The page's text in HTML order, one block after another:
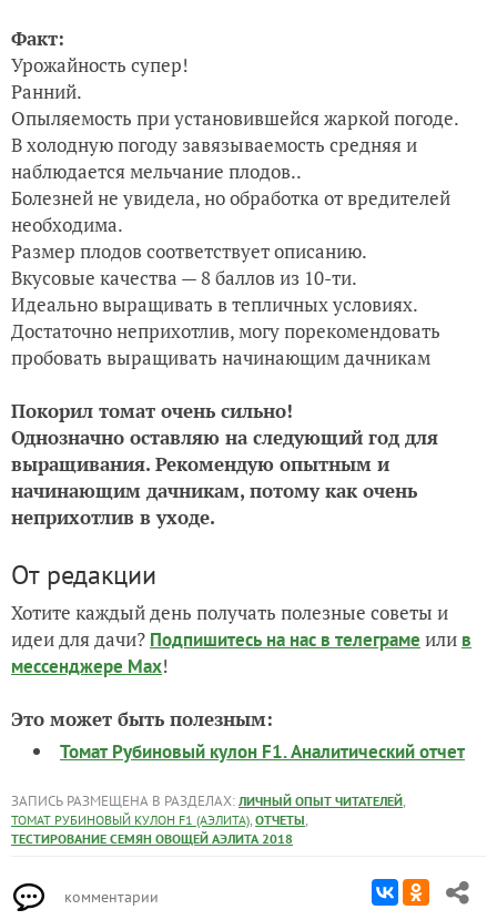
Факт:
Урожайность супер!
Ранний.
Опыляемость при установившейся жаркой погоде.
В холодную погоду завязываемость средняя и
наблюдается мельчание плодов..
Болезней не увидела, но обработка от вредителей
необходима.
Размер плодов соответствует описанию.
Вкусовые качества — 8 баллов из 10-ти.
Идеально выращивать в тепличных условиях.
Достаточно неприхотлив, могу порекомендовать
пробовать выращивать начинающим дачникам
Покорил томат очень сильно!
Однозначно оставляю на следующий год для
выращивания. Рекомендую опытным и
начинающим дачникам, потому как очень
неприхотлив в уходе.
От редакции
Хотите каждый день получать полезные советы и
идеи для дачи? Подпишитесь на нас в телеграме или в
мессенджере Max!
Это может быть полезным:
Томат Рубиновый кулон F1. Аналитический отчет
ЗАПИСЬ РАЗМЕЩЕНА В РАЗДЕЛАХ: ЛИЧНЫЙ ОПЫТ ЧИТАТЕЛЕЙ,
ТОМАТ РУБИНОВЫЙ КУЛОН F1 (АЭЛИТА), ОТЧЕТЫ,
ТЕСТИРОВАНИЕ СЕМЯН ОВОЩЕЙ АЭЛИТА 2018
комментарии